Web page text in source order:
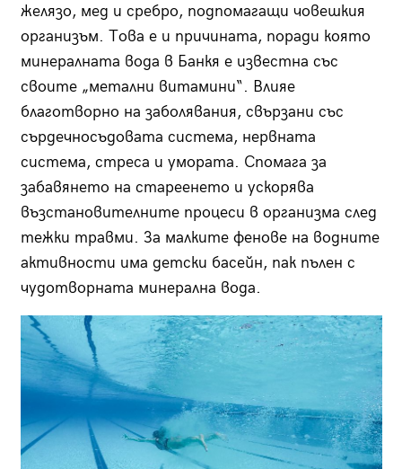
желязо, мед и сребро, подпомагащи човешкия
организъм. Това е и причината, поради която
минералната вода в Банкя е известна със
своите „метални витамини“. Влияе
благотворно на заболявания, свързани със
сърдечносъдовата система, нервната
система, стреса и умората. Спомага за
забавянето на стареенето и ускорява
възстановителните процеси в организма след
тежки травми. За малките фенове на водните
активности има детски басейн, пак пълен с
чудотворната минерална вода.